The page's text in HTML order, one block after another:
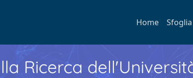
Home Sfoglia
Ricerca